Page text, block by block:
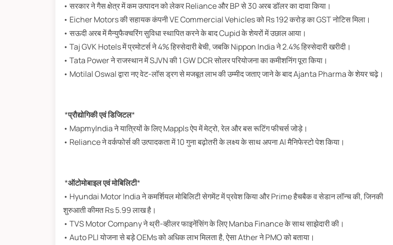
• सरकार ने गैस क्षेत्र में कम उत्पादन को लेकर Reliance और BP से 30 अरब डॉलर का दावा किया।
• Eicher Motors की सहायक कंपनी VE Commercial Vehicles को Rs 192 करोड़ का GST नोटिस मिला।
• सऊदी अरब में मैन्युफैक्चरिंग सुविधा स्थापित करने के बाद Cupid के शेयरों में उछाल आया।
• Taj GVK Hotels में प्रमोटर्स ने 4% हिस्सेदारी बेची, जबकि Nippon India ने 2.4% हिस्सेदारी खरीदी।
• Tata Power ने राजस्थान में SJVN की 1 GW DCR सोलर परियोजना का कमीशनिंग पूरा किया।
• Motilal Oswal द्वारा नए वेट-लॉस ड्रग से मजबूत लाभ की उम्मीद जताए जाने के बाद Ajanta Pharma के शेयर चढ़े।
*प्रौद्योगिकी एवं डिजिटल*
• MapmyIndia ने यात्रियों के लिए Mappls ऐप में मेट्रो, रेल और बस रूटिंग फीचर्स जोड़े।
• Reliance ने वर्कफोर्स की उत्पादकता में 10 गुना बढ़ोतरी के लक्ष्य के साथ अपना AI मैनिफेस्टो पेश किया।
*ऑटोमोबाइल एवं मोबिलिटी*
• Hyundai Motor India ने कमर्शियल मोबिलिटी सेगमेंट में प्रवेश किया और Prime हैचबैक व सेडान लॉन्च की, जिनकी
शुरुआती कीमत Rs 5.99 लाख है।
• TVS Motor Company ने थ्री-व्हीलर फाइनेंसिंग के लिए Manba Finance के साथ साझेदारी की।
• Auto PLI योजना से बड़े OEMs को अधिक लाभ मिलता है, ऐसा Ather ने PMO को बताया।